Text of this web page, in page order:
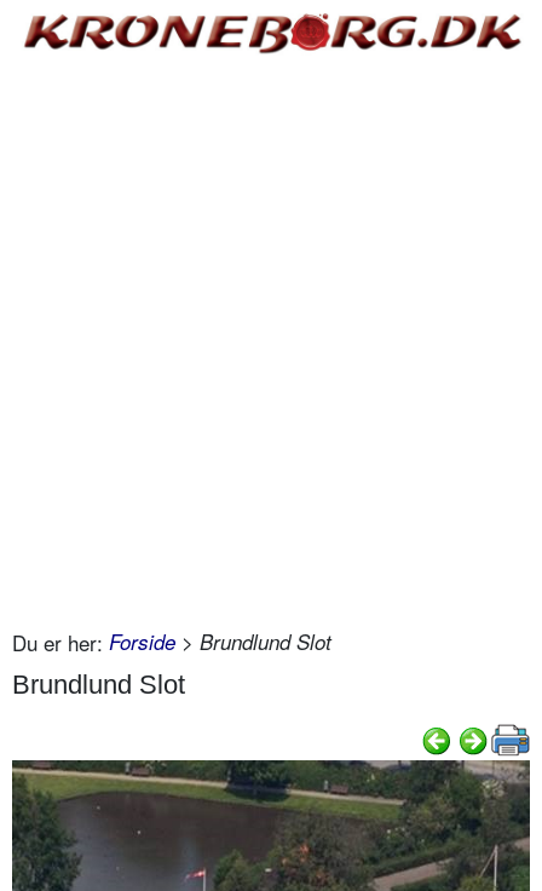
Du er her: Forside > Brundlund Slot
Brundlund Slot